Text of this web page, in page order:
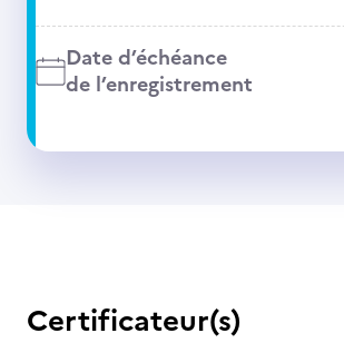
Date d’échéance
de l’enregistrement
Certificateur(s)